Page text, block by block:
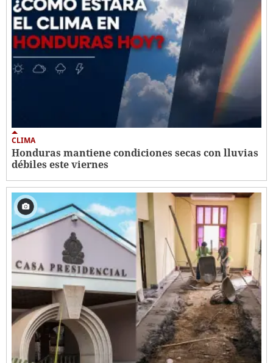
CLIMA
Honduras mantiene condiciones secas con lluvias
débiles este viernes